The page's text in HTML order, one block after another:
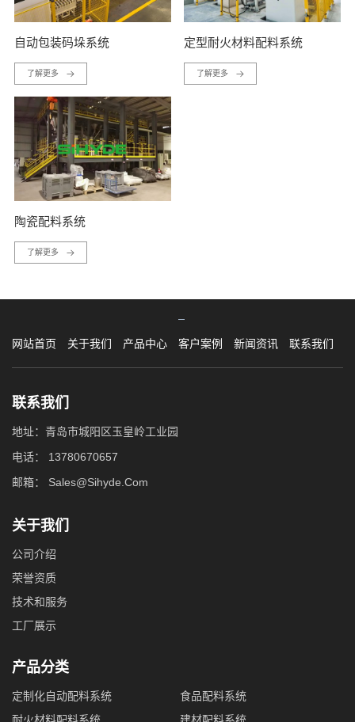
自动包装码垛系统
了解更多
定型耐火材料配料系统
了解更多
陶瓷配料系统
了解更多
网站首页 关于我们 产品中心 客户案例 新闻资讯 联系我们
联系我们
地址：青岛市城阳区玉皇岭工业园
电话： 13780670657
邮箱： Sales@Sihyde.Com
关于我们
公司介绍
荣誉资质
技术和服务
工厂展示
产品分类
定制化自动配料系统
耐火材料配料系统
食品配料系统
建材配料系统